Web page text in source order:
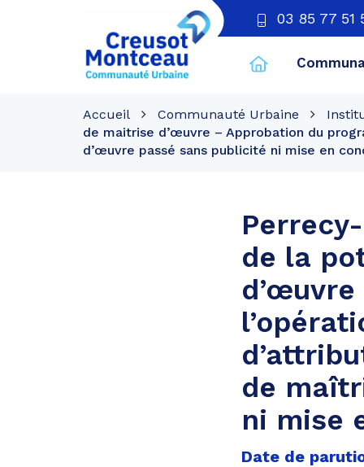
03 85 77 51
Creusot
Montceau
Accueil Communauté Urbaine
de maitrise d’œuvre – Approbation du
d’œuvre passé sans publicité ni mise en
de la
de
ni mise
Date de